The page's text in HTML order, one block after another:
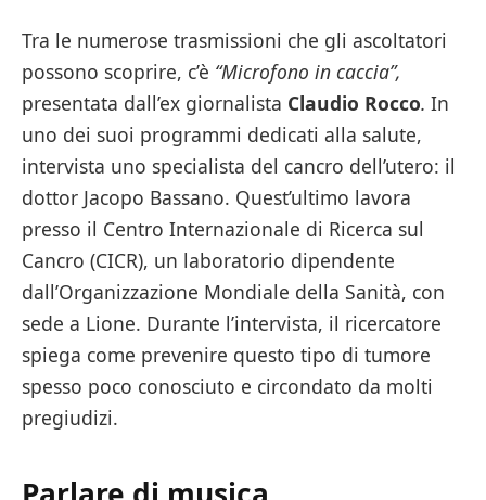
Tra le numerose trasmissioni che gli ascoltatori
possono scoprire, c’è “Microfono in caccia”,
presentata dall’ex giornalista Claudio Rocco. In
uno dei suoi programmi dedicati alla salute,
intervista uno specialista del cancro dell’utero: il
dottor Jacopo Bassano. Quest’ultimo lavora
presso il Centro Internazionale di Ricerca sul
Cancro (CICR), un laboratorio dipendente
dall’Organizzazione Mondiale della Sanità, con
sede a Lione. Durante l’intervista, il ricercatore
spiega come prevenire questo tipo di tumore
spesso poco conosciuto e circondato da molti
pregiudizi.